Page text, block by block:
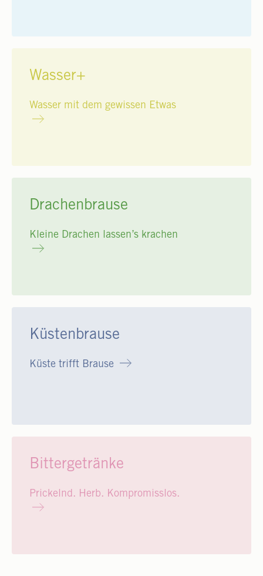
Wasser+
Wasser mit dem gewissen Etwas
Drachenbrause
Kleine Drachen lassen’s krachen
Küstenbrause
Küste trifft Brause
Bittergetränke
Prickelnd. Herb. Kompromisslos.